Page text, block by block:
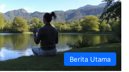
Berita Utama